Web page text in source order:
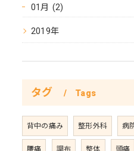
01月 (2)
2019年
タグ Tags
背中の痛み 整形外科 病
腰痛 調布 整体 頭痛